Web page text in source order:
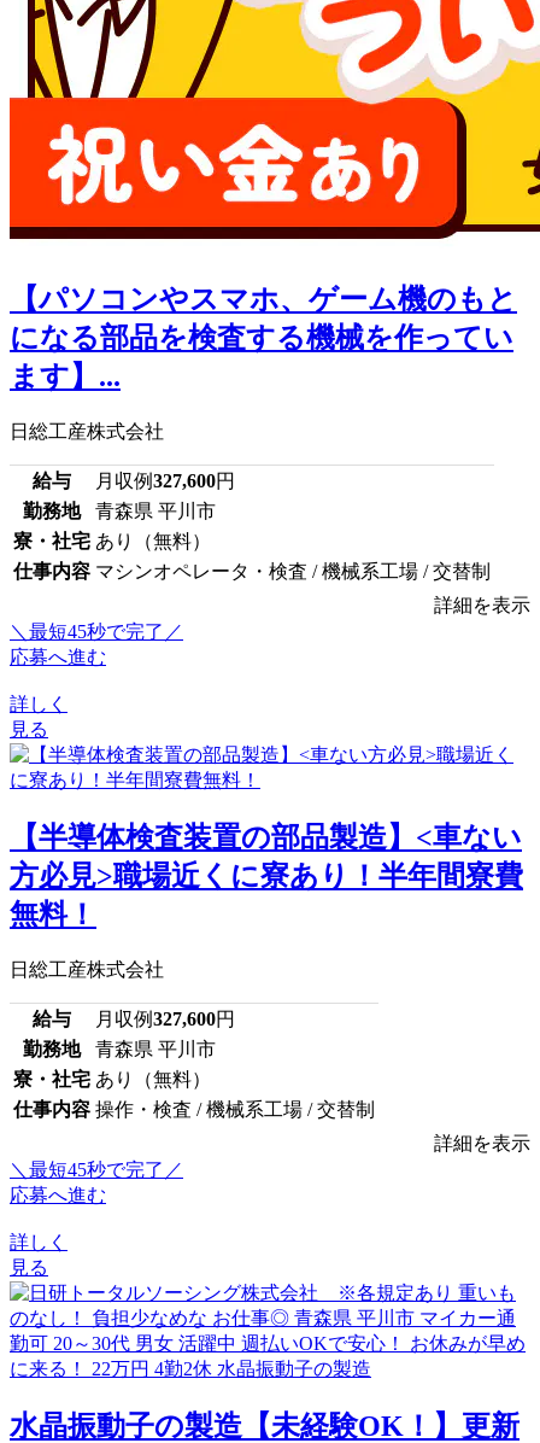
【パソコンやスマホ、ゲーム機のもと
になる部品を検査する機械を作ってい
ます】...
日総工産株式会社
給与 月収例327,600円
勤務地
青森県 平川市
寮・社宅 あり（無料）
仕事内容 マシンオペレータ・検査 / 機械系工場 / 交替制
詳細を表示
＼最短45秒で完了／
応募へ進む
詳しく
見る
【半導体検査装置の部品製造】<車ない
方必見>職場近くに寮あり！半年間寮費
無料！
日総工産株式会社
給与 月収例327,600円
勤務地
青森県 平川市
寮・社宅 あり（無料）
仕事内容 操作・検査 / 機械系工場 / 交替制
詳細を表示
＼最短45秒で完了／
応募へ進む
詳しく
見る
水晶振動子の製造【未経験OK！】更新